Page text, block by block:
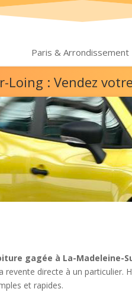
Paris & Arrondissement
Loing : Vendez
gagée à La-Madeleine-
revente directe à un particulier.
et rapides.